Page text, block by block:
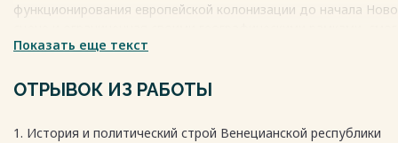
функционирования европейской колонизации до начала
контроле торговых путей и стратегически важных точек в
удаленными территориями, что представляет интерес для
Показать еще текст
ОТРЫВОК ИЗ РАБОТЫ
1. История и политический строй Венецианской республики